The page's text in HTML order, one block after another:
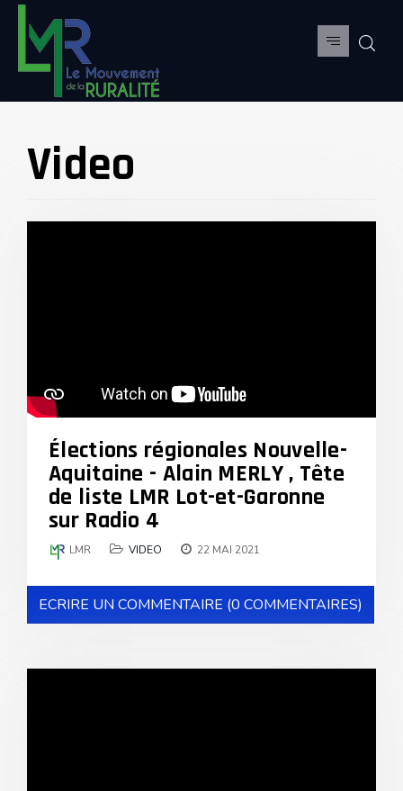
Video
Élections régionales Nouvelle-
Aquitaine - Alain MERLY , Tête
de liste LMR Lot-et-Garonne
sur Radio 4
LMR VIDEO 22 MAI 2021
ECRIRE UN COMMENTAIRE (0 COMMENTAIRES)